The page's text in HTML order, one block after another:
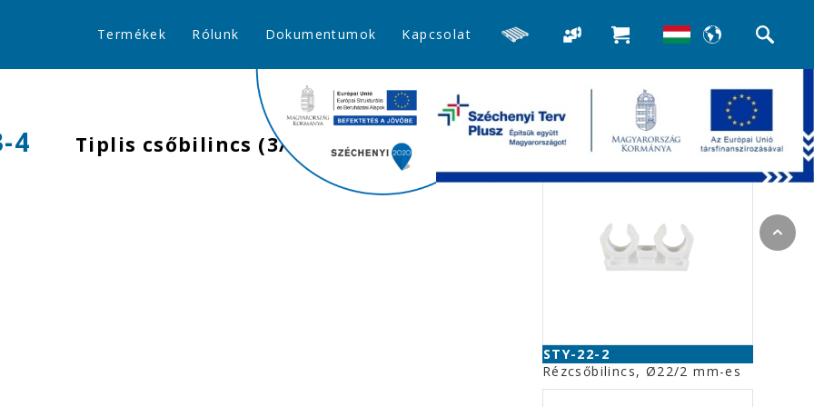
Termékek Rólunk Dokumentumok Kapcsolat
>>Csőbilincsek
4 Tiplis csőbilincs (3/4") Kapcsolódó termékek
STY-22-2
Rézcsőbilincs, Ø22/2 mm-es